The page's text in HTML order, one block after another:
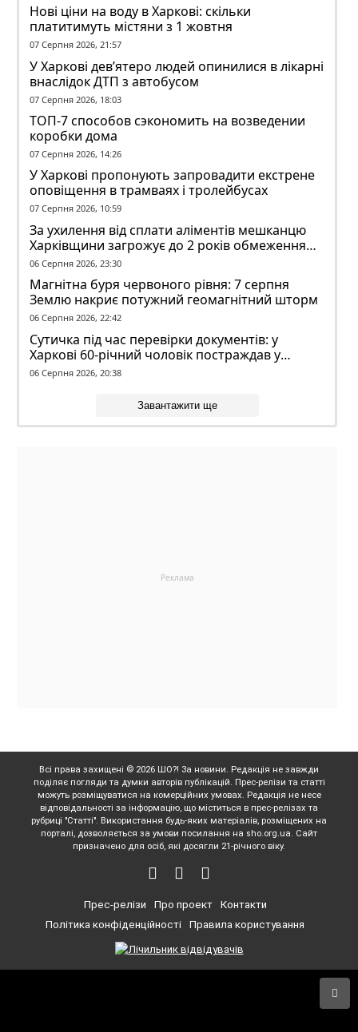
Нові ціни на воду в Харкові: скільки
платитимуть містяни з 1 жовтня
07 Серпня 2026, 21:57
У Харкові дев’ятеро людей опинилися в лікарні
внаслідок ДТП з автобусом
07 Серпня 2026, 18:03
ТОП-7 способов сэкономить на возведении
коробки дома
07 Серпня 2026, 14:26
У Харкові пропонують запровадити екстрене
оповіщення в трамваях і тролейбусах
07 Серпня 2026, 10:59
За ухилення від сплати аліментів мешканцю
Харківщини загрожує до 2 років обмеження
волі
06 Серпня 2026, 23:30
Магнітна буря червоного рівня: 7 серпня
Землю накриє потужний геомагнітний шторм
06 Серпня 2026, 22:42
Сутичка під час перевірки документів: у
Харкові 60-річний чоловік постраждав у
конфлікті з ТЦК
06 Серпня 2026, 20:38
Завантажити ще
Всі права захищені © 2026 ШО?! За новини. Редакція не завжди
поділяє погляди та думки авторів публікацій. Прес-релізи та статті
можуть розміщуватися на комерційних умовах. Редакція не несе
відповідальності за інформацію, що міститься в прес-релізах та
рубриці "Статті". Використання будь-яких матеріалів, розміщених на
порталі, дозволяється за умови посилання на sho.org.ua. Сайт
призначено для осіб, які досягли 21-річного віку.
Прес-релізи Про проект
Контакти
Політика конфіденційності
Правила користування